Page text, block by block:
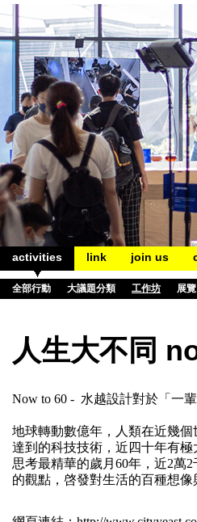
activities link join us
全部行動 大議題分類 工作坊 展覽
人生大不同
Now to 60 - 水越設計對於「一
地球轉動數億年，人類在近幾
達到的科技技術，近四十年有
思考最精華的歲月60年，近2萬
的觀點，啓發對生活的百種想